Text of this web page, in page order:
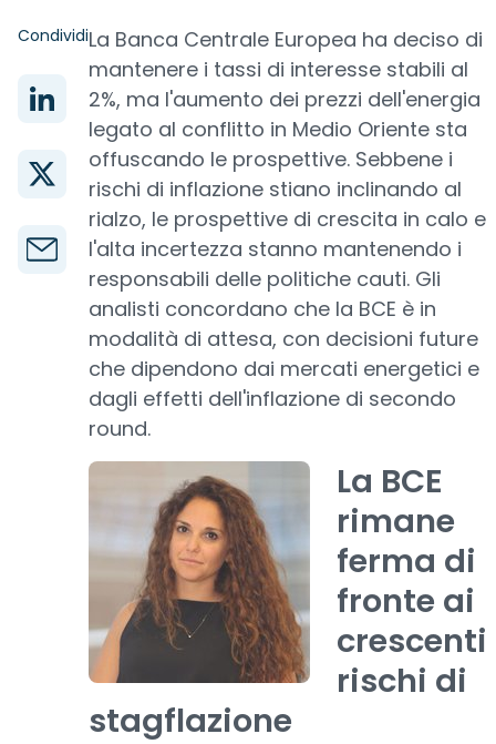
CondividiLa Banca Centrale Europea ha deciso di
mantenere i tassi di interesse stabili al
2%, ma l'aumento dei prezzi dell'energia
legato al conflitto in Medio Oriente sta
offuscando le prospettive. Sebbene i
rischi di inflazione stiano inclinando al
rialzo, le prospettive di crescita in calo e
l'alta incertezza stanno mantenendo i
responsabili delle politiche cauti. Gli
analisti concordano che la BCE è in
modalità di attesa, con decisioni future
che dipendono dai mercati energetici e
dagli effetti dell'inflazione di secondo
round.
La BCE
rimane
ferma di
fronte ai
crescenti
rischi di
stagflazione